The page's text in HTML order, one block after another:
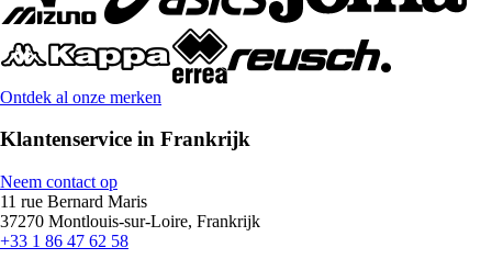
Ontdek al onze merken
Klantenservice in Frankrijk
Neem contact op
11 rue Bernard Maris
37270 Montlouis-sur-Loire, Frankrijk
+33 1 86 47 62 58